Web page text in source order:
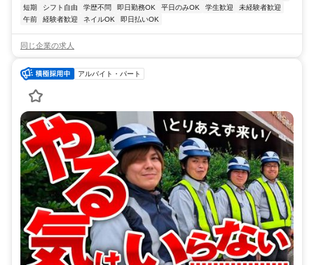
短期
シフト自由 学歴不問 即日勤務OK 平日のみOK 学生歓迎
未経験者歓迎
午前
経験者歓迎 ネイルOK 即日払いOK
同じ企業の求人
アルバイト・パート